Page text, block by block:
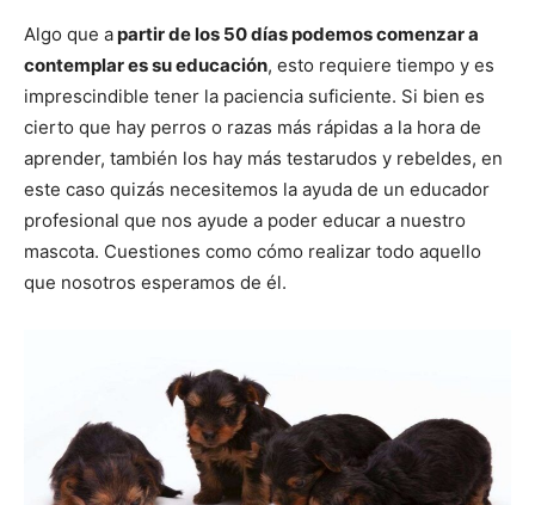
Algo que apartir de los 50 días podemos comenzar a
contemplar es su educación, esto requiere tiempo y es
imprescindible tener la paciencia suficiente. Si bien es
cierto que hay perros o razas más rápidas a la hora de
aprender, también los hay más testarudos y rebeldes, en
este caso quizás necesitemos la ayuda de un educador
profesional que nos ayude a poder educar a nuestro
mascota. Cuestiones como cómo realizar todo aquello
que nosotros esperamos de él.